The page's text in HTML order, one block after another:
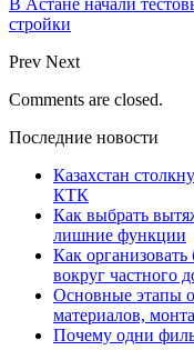
стройки
Prev Next
Comments are closed.
Последние новости
Казахстан
КТК
Как выбрать
лишние функции
Как организовать
вокруг частного
Основные этапы
материалов,
Почему одни